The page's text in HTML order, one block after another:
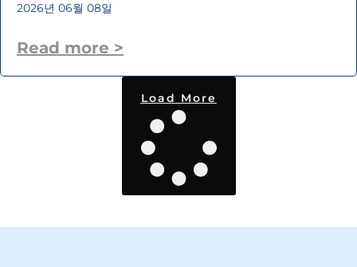
2026년 06월 08일
Read more >
Load More